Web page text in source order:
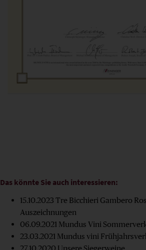
Das könnte Sie auch interessieren:
15.10.2023 Tre Bicchieri Gambero
Auszeichnungen
06.09.2021 Mundus Vini
23.03.2021 Mundus vini
27.10.2020 Unsere Siegerweine